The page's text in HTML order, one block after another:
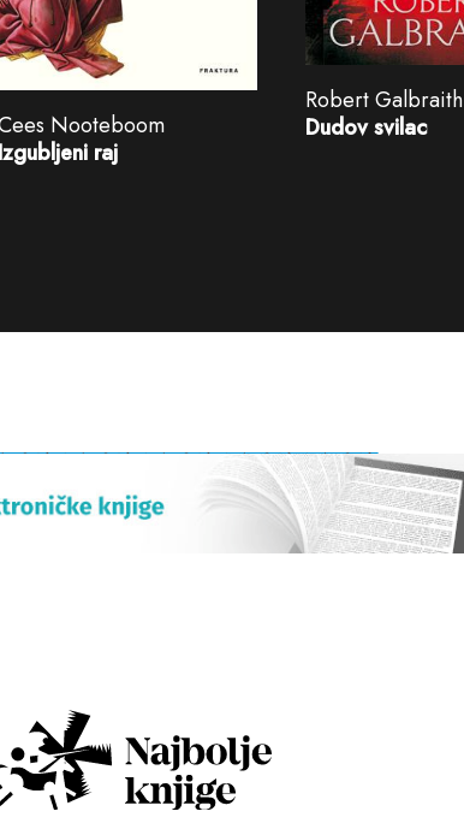
Nooteboom
Izgubljeni raj
Robert Galbraith
Dudov svilac